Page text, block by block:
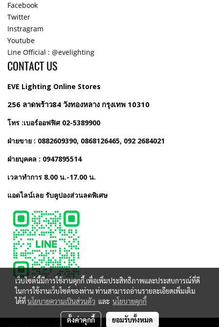
Facebook
Twitter
Instragram
Youtube
Line Official : @evelighting
CONTACT US
EVE Lighting Online Stores
256 ลาดพร้าว84 วังทองหลาง กรุงเทพ 10310
โทร :เบอร์ออฟฟิศ 02-5389900
ฝ่ายขาย : 0882609390, 0868126465, 092 2684021
ฝ่ายบุคคล : 0947895514
เวลาทำการ 8.00 น.-17.00 น.
แอดไลน์เลย รับคูปองส่วนลดพิเศษ
เว็บไซต์นี้มีการใช้งานคุกกี้ เพื่อเพิ่มประสิทธิภาพและประสบการณ์ที่ดี
ในการใช้งานเว็บไซต์ของท่าน ท่านสามารถอ่านรายละเอียดเพิ่มเติม
ได้ที่นโยบายความเป็นส่วนตัว และ นโยบายคุกกี้
ตั้งค่าคุกกี้ ยอมรับทั้งหมด